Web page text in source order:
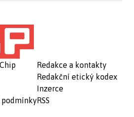
podmínky
Redakce a kontakty
Redakční etický kodex
Inzerce
RSS